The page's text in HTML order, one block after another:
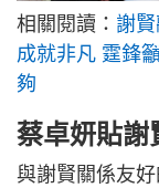
相關閱讀： 謝
成就非凡 霆鋒
夠
蔡卓妍貼謝
與謝賢關係友